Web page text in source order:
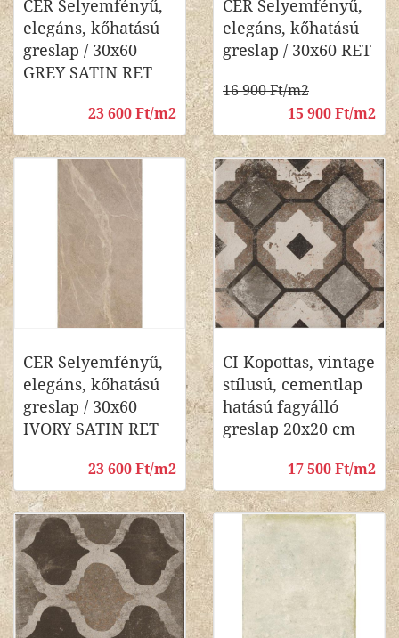
CER Selyemfényű,
elegáns, kőhatású
greslap / 30x60
GREY SATIN RET
23 600 Ft/m2
CER Selyemfényű,
elegáns, kőhatású
greslap / 30x60 RET
16 900 Ft/m2
15 900 Ft/m2
CER Selyemfényű,
elegáns, kőhatású
greslap / 30x60
IVORY SATIN RET
23 600 Ft/m2
CI Kopottas, vintage
stílusú, cementlap
hatású fagyálló
greslap 20x20 cm
17 500 Ft/m2